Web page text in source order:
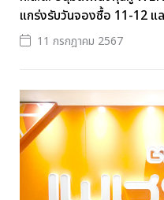
แกร่งรับวันจองซื้อ 11-12 แ
11 กรกฎาคม 2567